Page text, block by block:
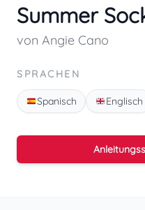
Summer
von Angie Cano
SPRACHEN
Spanisch Englisch